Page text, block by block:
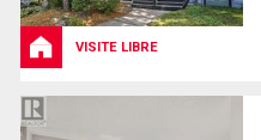
VISITE LIBRE